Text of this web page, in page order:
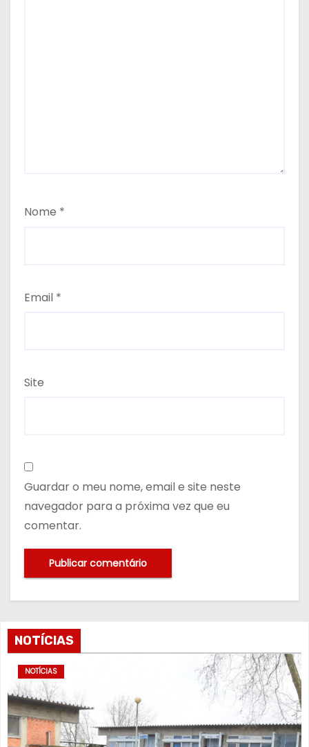
Nome *
Email *
Site
Guardar o meu nome, email e site neste
navegador para a próxima vez que eu
comentar.
NOTÍCIAS
NOTÍCIAS